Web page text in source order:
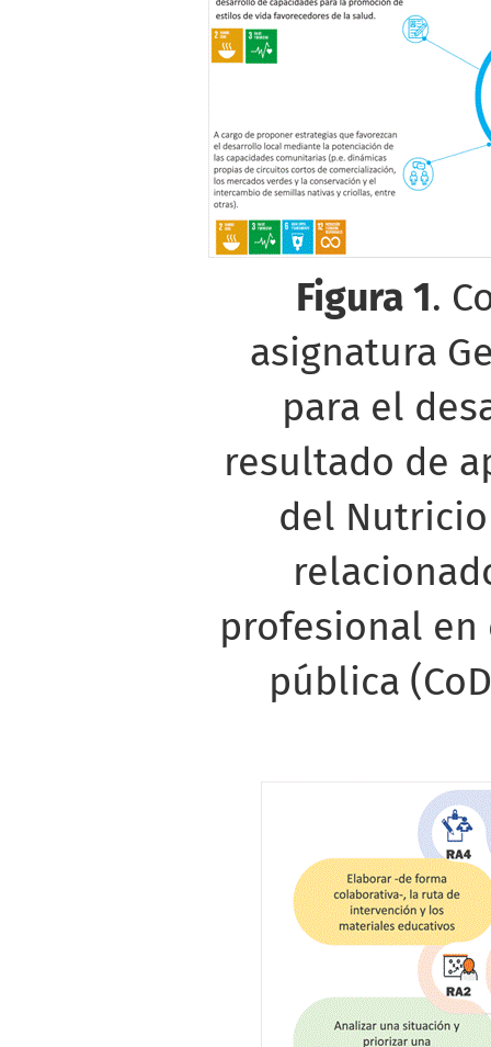
Figura 1.
asignatura
para el
resultado de
del
profesional en
pública